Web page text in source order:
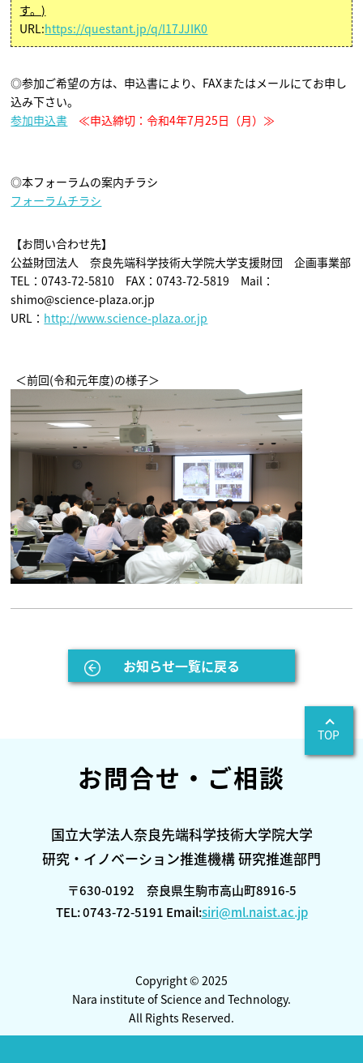
す。)
URL:https://questant.jp/q/I17JJIK0
◎参加ご希望の方は、申込書により、FAXまたはメールにてお申し
込み下さい。
参加申込書 ≪申込締切：令和4年7月25日（月）≫
◎本フォーラムの案内チラシ
フォーラムチラシ
【お問い合わせ先】
公益財団法人 奈良先端科学技術大学院大学支援財団 企画事業部
TEL：0743-72-5810 FAX：0743-72-5819 Mail：
shimo@science-plaza.or.jp
URL： http://www.science-plaza.or.jp
＜前回(令和元年度)の様子＞
お知らせ一覧に戻る
お問合せ・ご相談
国立大学法人奈良先端科学技術大学院大学
研究・イノベーション推進機構 研究推進部門
〒630-0192 奈良県生駒市高山町8916-5
TEL: 0743-72-5191 Email:siri@ml.naist.ac.jp
Copyright © 2025
Nara institute of Science and Technology.
All Rights Reserved.
TOP